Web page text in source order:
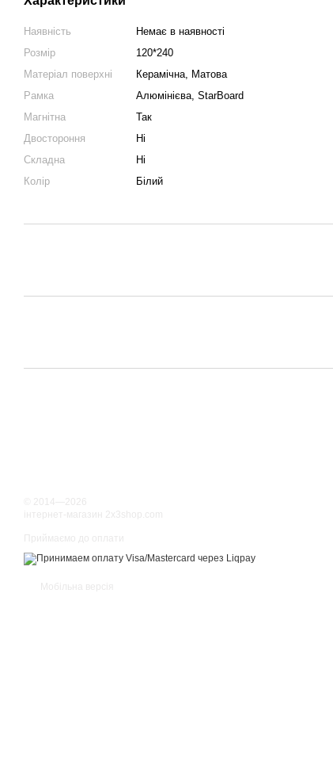
Наявність
Немає в наявності
Розмір
120*240
Матеріал поверхні
Керамічна, Матова
Рамка
Алюмінієва, StarBoard
Магнітна
Так
Двостороння
Ні
Складна
Ні
Колір
Білий
© 2014—2026
інтернет-магазин 2x3shop.com
Приймаємо до оплати
Мобільна версія